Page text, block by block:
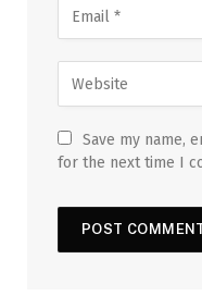
Save my name,
for the next time I